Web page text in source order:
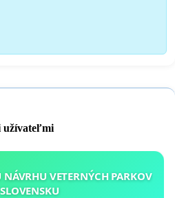
užívateľmi
NÁVRHU VETERNÝCH PARKOV